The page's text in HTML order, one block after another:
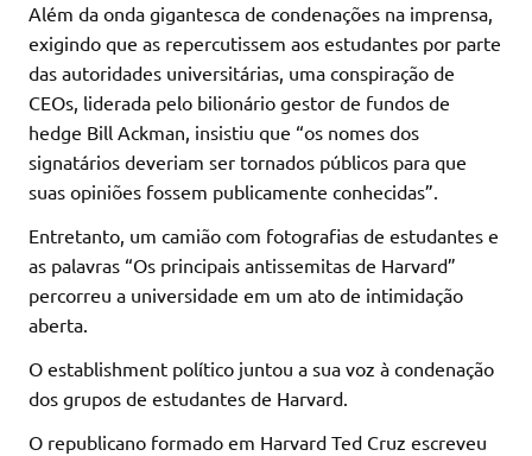
Além da onda gigantesca de condenações na imprensa,
exigindo que as repercutissem aos estudantes por parte
das autoridades universitárias, uma conspiração de
CEOs, liderada pelo bilionário gestor de fundos de
hedge Bill Ackman, insistiu que “os nomes dos
signatários deveriam ser tornados públicos para que
suas opiniões fossem publicamente conhecidas”.
Entretanto, um camião com fotografias de estudantes e
as palavras “Os principais antissemitas de Harvard”
percorreu a universidade em um ato de intimidação
aberta.
O establishment político juntou a sua voz à condenação
dos grupos de estudantes de Harvard.
O republicano formado em Harvard Ted Cruz escreveu